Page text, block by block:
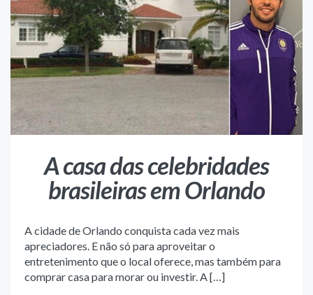
A casa das celebridades
brasileiras em Orlando
A cidade de Orlando conquista cada vez mais
apreciadores. E não só para aproveitar o
entretenimento que o local oferece, mas também para
comprar casa para morar ou investir. A […]